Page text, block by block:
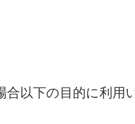
以下の目的に利用